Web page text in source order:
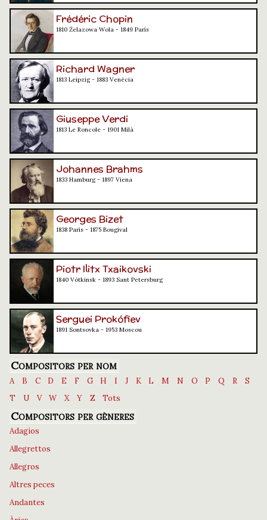
Frédéric Chopin
1810 Żelazowa Wola - 1849 París
Richard Wagner
1813 Leipzig - 1883 Venècia
Giuseppe Verdi
1813 Le Roncole - 1901 Milà
Johannes Brahms
1833 Hamburg - 1897 Viena
Georges Bizet
1838 París - 1875 Bougival
Piotr Ilitx Txaikovski
1840 Vótkinsk - 1893 Sant Petersburg
Serguei Prokófiev
1891 Sontsovka - 1953 Moscou
Compositors per nom
A B C D E F G H I J K L M N O P Q R
S
T
U V W X Y Z Tots
Compositors per gèneres
Adagios
Allegrettos
Allegros
Altres peces
Andantes